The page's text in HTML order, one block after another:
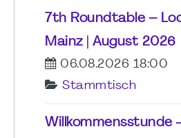
7th Roundtable –
Mainz | August 2026
06.08.2026 18:00
Stammtisch
Willkommensstunde